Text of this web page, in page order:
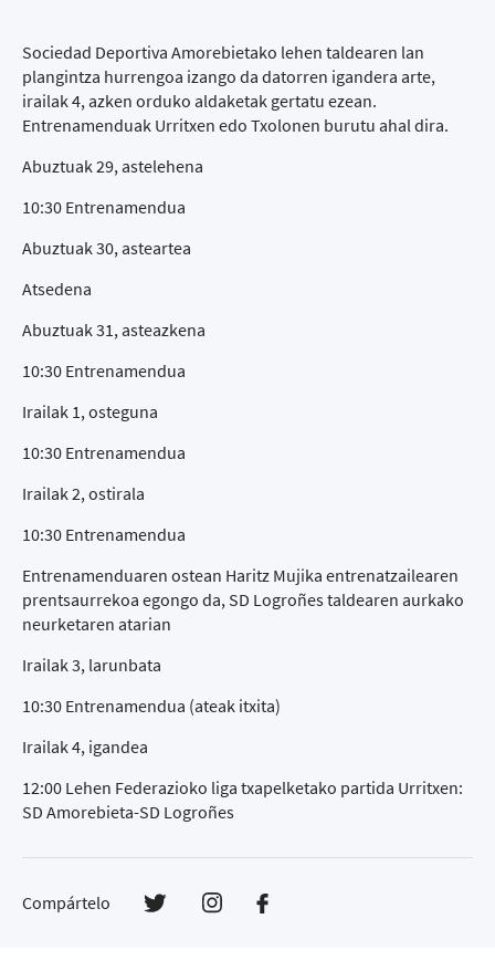
Sociedad Deportiva Amorebietako lehen taldearen lan
plangintza hurrengoa izango da datorren igandera arte,
irailak 4, azken orduko aldaketak gertatu ezean.
Entrenamenduak Urritxen edo Txolonen burutu ahal dira.
Abuztuak 29, astelehena
10:30 Entrenamendua
Abuztuak 30, asteartea
Atsedena
Abuztuak 31, asteazkena
10:30 Entrenamendua
Irailak 1, osteguna
10:30 Entrenamendua
Irailak 2, ostirala
10:30 Entrenamendua
Entrenamenduaren ostean Haritz Mujika entrenatzailearen
prentsaurrekoa egongo da, SD Logroñes taldearen aurkako
neurketaren atarian
Irailak 3, larunbata
10:30 Entrenamendua (ateak itxita)
Irailak 4, igandea
12:00 Lehen Federazioko liga txapelketako partida Urritxen:
SD Amorebieta-SD Logroñes
Compártelo